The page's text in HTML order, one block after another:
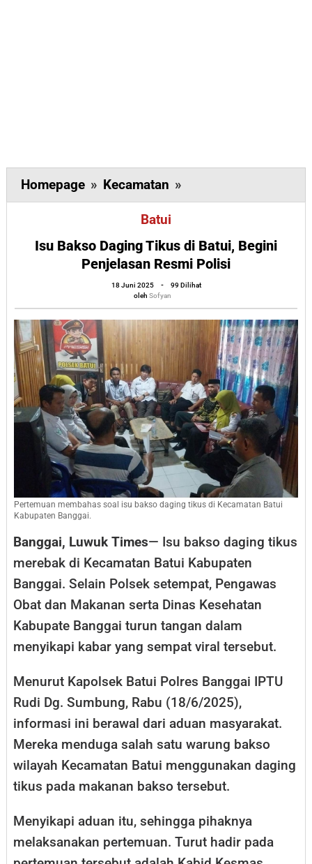
Homepage » Kecamatan »
Bakso
Tikus
di
Batui,
Penjelasan
Resmi
Polisi
Batui
Isu Bakso Daging Tikus di Batui, Begini
Penjelasan Resmi Polisi
18 Juni 2025
oleh
Sofyan
-
99 Dilihat
oleh Sofyan
Pertemuan membahas soal isu bakso daging tikus di Kecamatan Batui
Kabupaten Banggai.
Banggai, Luwuk Times— Isu bakso daging tikus
merebak di Kecamatan Batui Kabupaten
Banggai. Selain Polsek setempat, Pengawas
Obat dan Makanan serta Dinas Kesehatan
Kabupate Banggai turun tangan dalam
menyikapi kabar yang sempat viral tersebut.
Menurut Kapolsek Batui Polres Banggai IPTU
Rudi Dg. Sumbung, Rabu (18/6/2025),
informasi ini berawal dari aduan masyarakat.
Mereka menduga salah satu warung bakso
wilayah Kecamatan Batui menggunakan daging
tikus pada makanan bakso tersebut.
Menyikapi aduan itu, sehingga pihaknya
melaksanakan pertemuan. Turut hadir pada